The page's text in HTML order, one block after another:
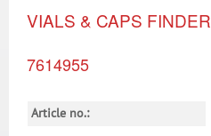
VIALS & CAPS FINDER
7614955
Article no.: